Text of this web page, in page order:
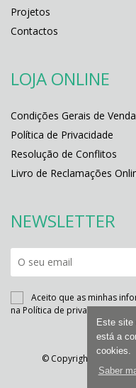
Este site
está a
cookies.
Saber
Projetos
Contactos
LOJA ONLINE
Condições Gerais de Venda
Política de Privacidade
Resolução de Conflitos
Livro de Reclamações
NEWSLETTER
Aceito que as minhas
na Política de privacidade e
© Copyright 2022.